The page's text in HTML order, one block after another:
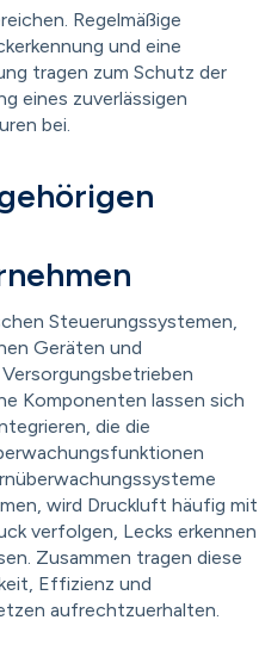
Regelmäßige
und eine
tragen zum Schutz der
eines zuverlässigen
bei.
Steuerungssystemen,
Geräten und
Komponenten lassen sich
die die
wird Druckluft häufig mit
verfolgen, Lecks erkennen
Zusammen tragen diese
Effizienz und
aufrechtzuerhalten.